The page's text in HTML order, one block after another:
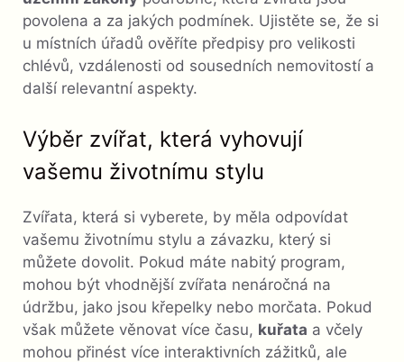
povolena a za jakých podmínek. Ujistěte se, že si
u místních úřadů ověříte předpisy pro velikosti
chlévů, vzdálenosti od sousedních nemovitostí a
další relevantní aspekty.
Výběr zvířat, která vyhovují
vašemu životnímu stylu
Zvířata, která si vyberete, by měla odpovídat
vašemu životnímu stylu a závazku, který si
můžete dovolit. Pokud máte nabitý program,
mohou být vhodnější zvířata nenáročná na
údržbu, jako jsou křepelky nebo morčata. Pokud
však můžete věnovat více času, kuřata a včely
mohou přinést více interaktivních zážitků, ale